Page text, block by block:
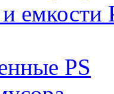
емкости
PS